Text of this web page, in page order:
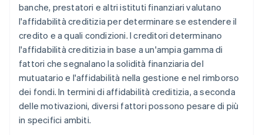
banche, prestatori e altri istituti finanziari valutano
l'affidabilità creditizia per determinare se estendere il
credito e a quali condizioni. I creditori determinano
l'affidabilità creditizia in base a un'ampia gamma di
fattori che segnalano la solidità finanziaria del
mutuatario e l'affidabilità nella gestione e nel rimborso
dei fondi. In termini di affidabilità creditizia, a seconda
delle motivazioni, diversi fattori possono pesare di più
in specifici ambiti.